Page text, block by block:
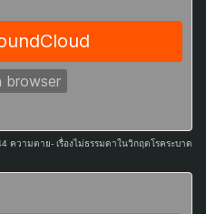
ความตาย- เรื่องไม่ธรรมดาในวิกฤตโรคระบาด